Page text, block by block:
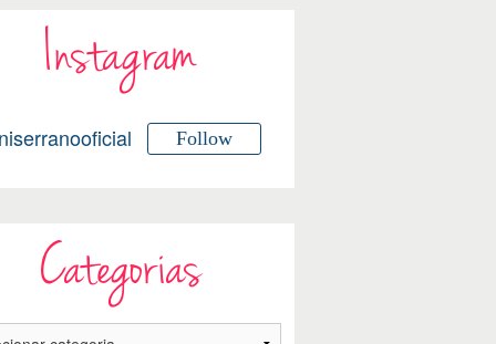
Instagram
Follow
Categorias